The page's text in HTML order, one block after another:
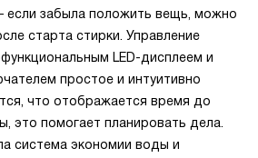
если забыла положить вещь, можно
старта стирки. Управление
LED-дисплеем и
простое и интуитивно
что отображается время до
это помогает планировать дела.
система экономии воды и